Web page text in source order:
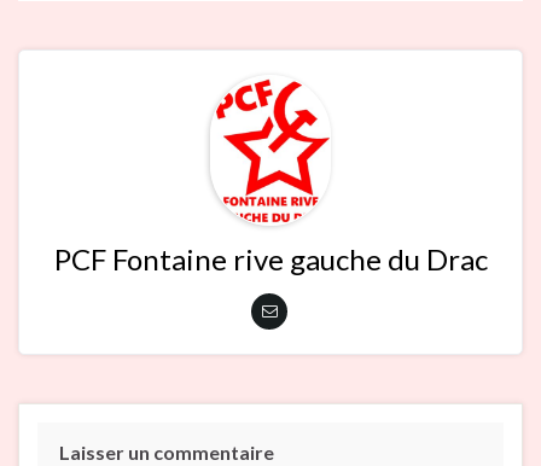
PCF Fontaine rive gauche du Drac
Laisser un commentaire